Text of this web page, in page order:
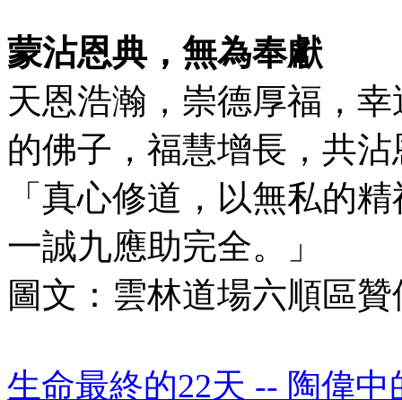
蒙沾恩典，無為奉獻
天恩浩瀚，崇德厚福，
的佛子，福慧增長，共
「真心修道，以無私的
一誠九應助完全。」
圖文：雲林道場六順區贊
生命最終的22天 -- 陶偉中